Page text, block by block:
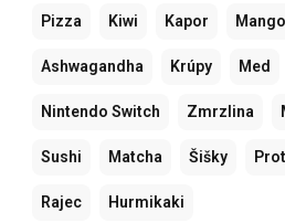
Pizza Kiwi Kapor Mango
Ashwagandha Krúpy Med
Nintendo Switch Zmrzlina
Sushi Matcha Šišky
Rajec Hurmikaki